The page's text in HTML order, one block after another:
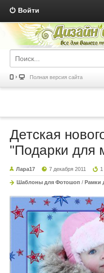
Войти
Полная версия сайта
Детская
"Подарки для
Лара17 7 декабря 2011 1
Шаблоны для Фотошоп / Рамки